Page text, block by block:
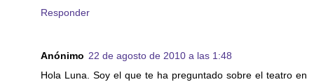
Responder
Anónimo 22 de agosto de 2010 a las 1:48
Hola Luna. Soy el que te ha preguntado sobre el teatro en